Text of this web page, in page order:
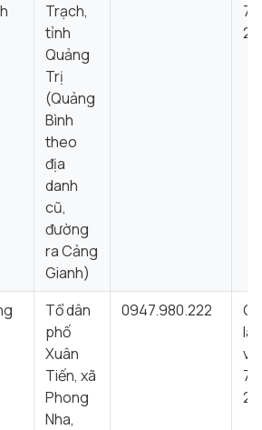
Trạch,
tỉnh
Quảng
Trị
(Quảng
Bình
theo
địa
danh
cũ,
đường
ra Cảng
Gianh)
Tổ dân
phố
Xuân
Tiến, xã
Phong
Nha,
0947.980.222